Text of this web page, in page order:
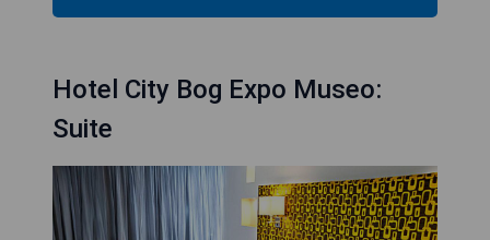
Hotel City Bog Expo Museo:
Suite